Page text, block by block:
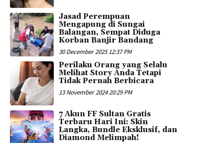
Jasad Perempuan
Mengapung di Sungai
Balangan, Sempat Diduga
Korban Banjir Bandang
30 December 2025 12:37 PM
Perilaku Orang yang Selalu
Melihat Story Anda Tetapi
Tidak Pernah Berbicara
13 November 2024 20:29 PM
7 Akun FF Sultan Gratis
Terbaru Hari Ini: Skin
Langka, Bundle Eksklusif, dan
Diamond Melimpah!